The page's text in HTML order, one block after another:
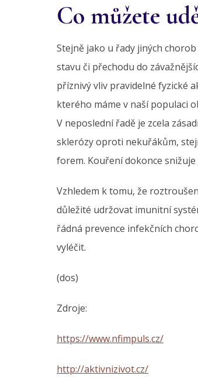
Co můžete
Stejně jako u řady jiných
stavu či přechodu do
příznivý vliv pravidelné fyzické
kterého máme v naší populaci
V neposlední řadě je zcela
sklerózy oproti nekuřákům,
forem. Kouření dokonce snižuje
Vzhledem k tomu, že
důležité udržovat imunitní
řádná prevence infekčních
vyléčit.
(dos)
Zdroje:
https://www.nfimpuls.cz/
http://aktivnizivot.cz/